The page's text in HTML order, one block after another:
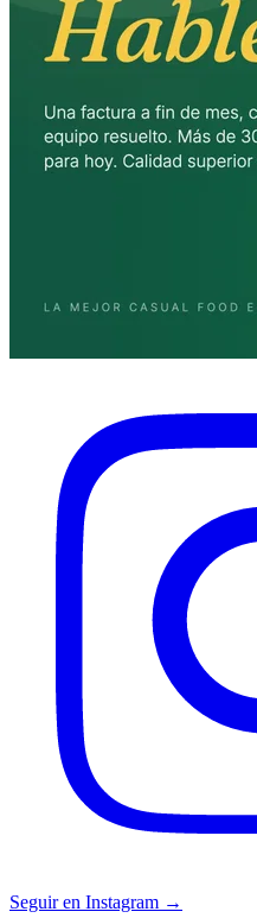
Seguir en Instagram →